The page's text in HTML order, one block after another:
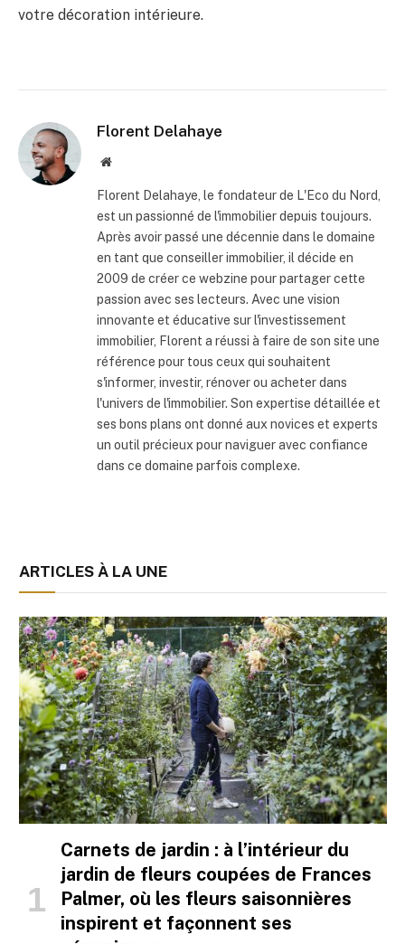
votre décoration intérieure.
Florent Delahaye
Site
Florent Delahaye, le fondateur de L'Eco du Nord,
est un passionné de l'immobilier depuis toujours.
Après avoir passé une décennie dans le domaine
en tant que conseiller immobilier, il décide en
2009 de créer ce webzine pour partager cette
passion avec ses lecteurs. Avec une vision
innovante et éducative sur l'investissement
immobilier, Florent a réussi à faire de son site une
référence pour tous ceux qui souhaitent
s'informer, investir, rénover ou acheter dans
l'univers de l'immobilier. Son expertise détaillée et
ses bons plans ont donné aux novices et experts
un outil précieux pour naviguer avec confiance
dans ce domaine parfois complexe.
ARTICLES À LA UNE
Carnets de jardin : à l’intérieur du
jardin de fleurs coupées de Frances
Palmer, où les fleurs saisonnières
inspirent et façonnent ses